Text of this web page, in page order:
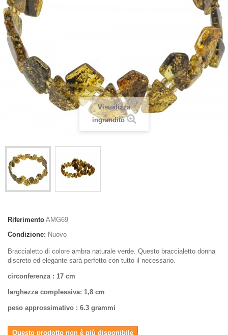
Visualizza
ingrandito
Riferimento AMG69
Condizione: Nuovo
Braccialetto di colore ambra naturale verde. Questo braccialetto donna
discreto ed elegante sarà perfetto con tutto il necessario.
circonferenza : 17 cm
larghezza complessiva: 1,8 cm
peso approssimativo : 6.3 grammi
Questo prodotto non è più disponibile